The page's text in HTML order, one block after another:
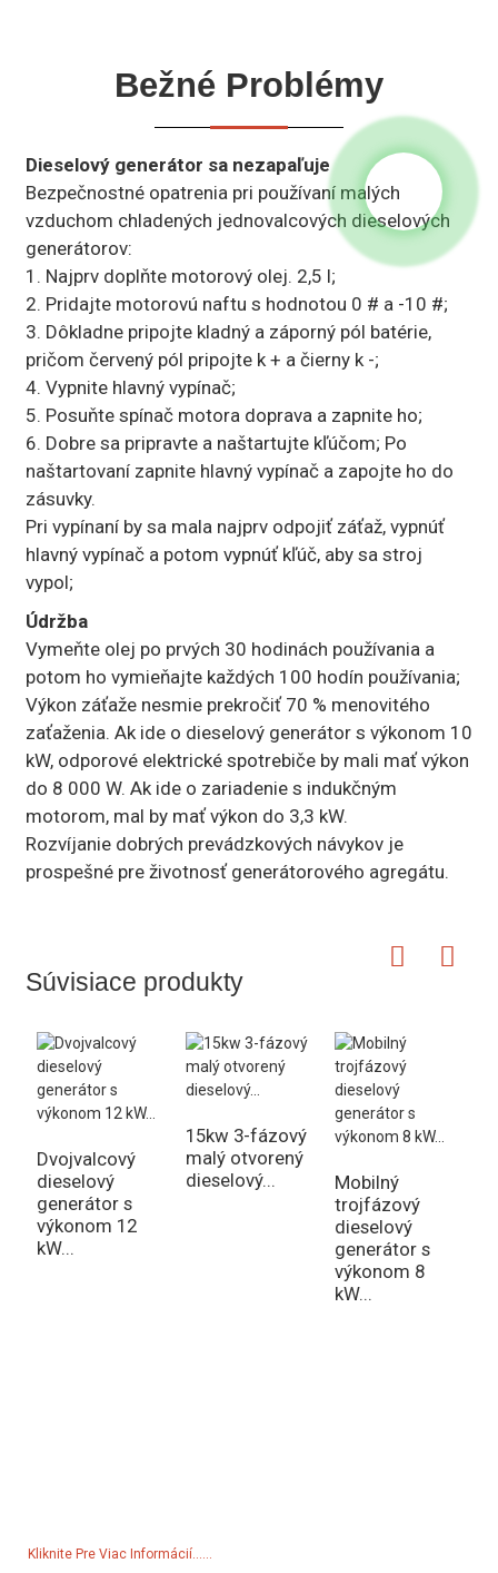
Bežné Problémy
Dieselový generátor sa nezapaľuje
Bezpečnostné opatrenia pri používaní malých
vzduchom chladených jednovalcových dieselových
generátorov:
1. Najprv doplňte motorový olej. 2,5 l;
2. Pridajte motorovú naftu s hodnotou 0 # a -10 #;
3. Dôkladne pripojte kladný a záporný pól batérie,
pričom červený pól pripojte k + a čierny k -;
4. Vypnite hlavný vypínač;
5. Posuňte spínač motora doprava a zapnite ho;
6. Dobre sa pripravte a naštartujte kľúčom; Po
naštartovaní zapnite hlavný vypínač a zapojte ho do
zásuvky.
Pri vypínaní by sa mala najprv odpojiť záťaž, vypnúť
hlavný vypínač a potom vypnúť kľúč, aby sa stroj
vypol;
Údržba
Vymeňte olej po prvých 30 hodinách používania a
potom ho vymieňajte každých 100 hodín používania;
Výkon záťaže nesmie prekročiť 70 % menovitého
zaťaženia. Ak ide o dieselový generátor s výkonom 10
kW, odporové elektrické spotrebiče by mali mať výkon
do 8 000 W. Ak ide o zariadenie s indukčným
motorom, mal by mať výkon do 3,3 kW.
Rozvíjanie dobrých prevádzkových návykov je
prospešné pre životnosť generátorového agregátu.
Súvisiace produkty
Dvojvalcový
dieselový
generátor s
výkonom 12
kW...
15kw 3-fázový
malý otvorený
dieselový...
Mobilný
trojfázový
dieselový
generátor s
výkonom 8
kW...
Kliknite Pre Viac Informácií......